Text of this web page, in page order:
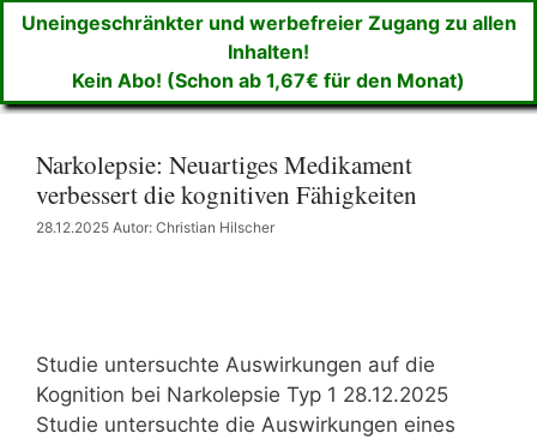
Uneingeschränkter und werbefreier Zugang zu allen
Inhalten!
Kein Abo! (Schon ab 1,67€ für den Monat)
Narkolepsie: Neuartiges Medikament
verbessert die kognitiven Fähigkeiten
28.12.2025 Autor: Christian Hilscher
Studie untersuchte Auswirkungen auf die
Kognition bei Narkolepsie Typ 1 28.12.2025
Studie untersuchte die Auswirkungen eines